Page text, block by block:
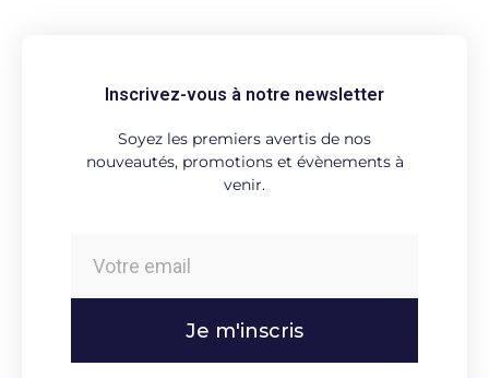
Inscrivez-vous à notre newsletter
Soyez les premiers avertis de nos
nouveautés, promotions et évènements à
venir.
Je m'inscris